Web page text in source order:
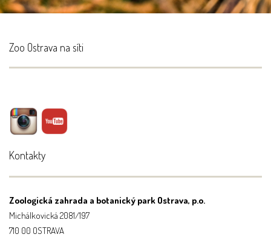
Zoo Ostrava na síti
Kontakty
Zoologická zahrada a botanický park Ostrava, p.o.
Michálkovická 2081/197
710 00 OSTRAVA